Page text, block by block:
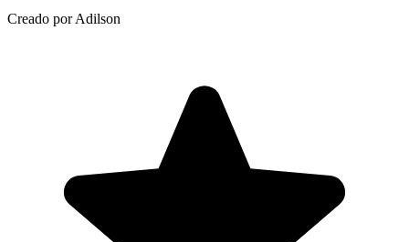
Creado por Adilson